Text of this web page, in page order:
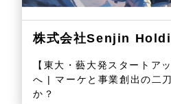
株式会社Senjin
【東大・藝大発スタートア
へ | マーケと事業創出の二
か？